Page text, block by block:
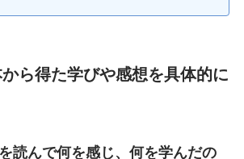
ら得た学びや感想を具体的に
読んで何を感じ、何を学んだの